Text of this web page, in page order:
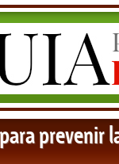
prevenir